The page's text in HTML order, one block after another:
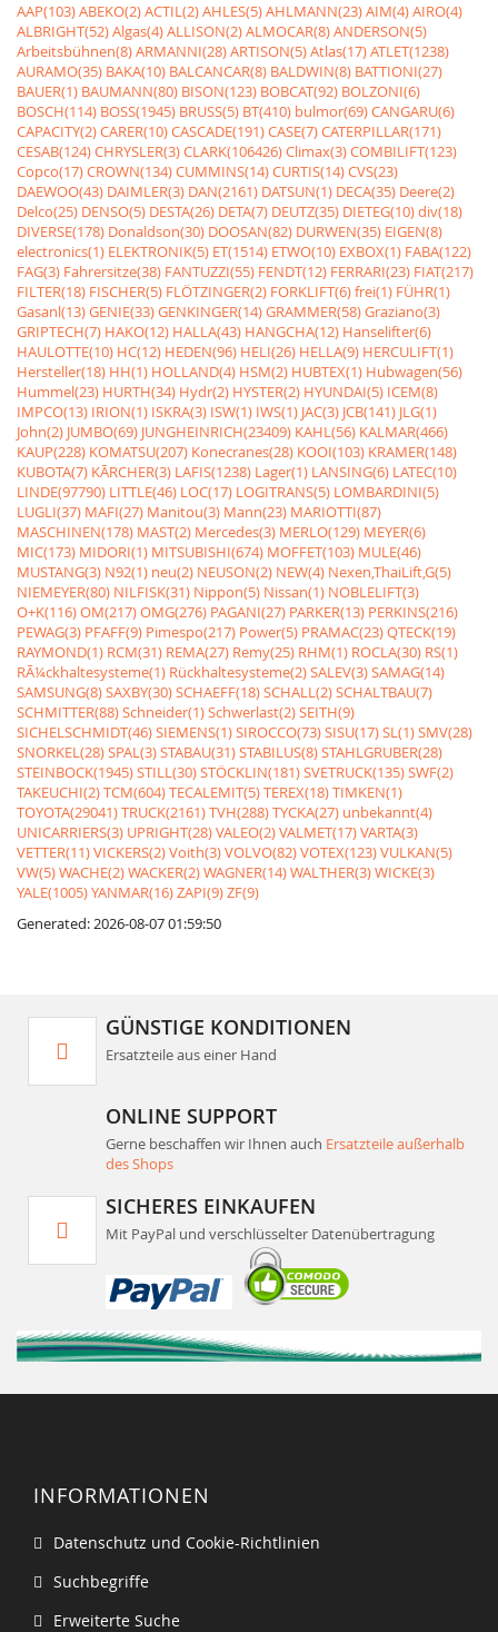
AAP(103)ABEKO(2)ACTIL(2)AHLES(5)AHLMANN(23)AIM(4)AIRO(4)
ALBRIGHT(52)Algas(4)ALLISON(2)ALMOCAR(8)ANDERSON(5)
Arbeitsbühnen(8)ARMANNI(28)ARTISON(5)Atlas(17)ATLET(1238)
AURAMO(35) BAKA(10) BALCANCAR(8) BALDWIN(8) BATTIONI(27)
BAUER(1) BAUMANN(80) BISON(123) BOBCAT(92) BOLZONI(6)
BOSCH(114) BOSS(1945) BRUSS(5) BT(410) bulmor(69)CANGARU(6)
CAPACITY(2)CARER(10)CASCADE(191)CASE(7)CATERPILLAR(171)
CESAB(124)CHRYSLER(3)CLARK(106426)Climax(3)COMBILIFT(123)
Copco(17)CROWN(134)CUMMINS(14)CURTIS(14)CVS(23)
DAEWOO(43) DAIMLER(3) DAN(2161) DATSUN(1) DECA(35) Deere(2)
Delco(25) DENSO(5) DESTA(26) DETA(7) DEUTZ(35) DIETEG(10)div(18)
DIVERSE(178) Donaldson(30) DOOSAN(82) DURWEN(35) EIGEN(8)
electronics(1) ELEKTRONIK(5) ET(1514) ETWO(10) EXBOX(1) FABA(122)
FAG(3) Fahrersitze(38) FANTUZZI(55) FENDT(12) FERRARI(23) FIAT(217)
FILTER(18) FISCHER(5) FLÖTZINGER(2) FORKLIFT(6)frei(1) FÜHR(1)
Gasanl(13)GENIE(33)GENKINGER(14)GRAMMER(58)Graziano(3)
GRIPTECH(7) HAKO(12) HALLA(43) HANGCHA(12) Hanselifter(6)
HAULOTTE(10) HC(12) HEDEN(96) HELI(26) HELLA(9) HERCULIFT(1)
Hersteller(18) HH(1) HOLLAND(4) HSM(2) HUBTEX(1) Hubwagen(56)
Hummel(23) HURTH(34) Hydr(2) HYSTER(2) HYUNDAI(5) ICEM(8)
IMPCO(13) IRION(1) ISKRA(3) ISW(1) IWS(1) JAC(3) JCB(141) JLG(1)
John(2) JUMBO(69) JUNGHEINRICH(23409) KAHL(56) KALMAR(466)
KAUP(228) KOMATSU(207) Konecranes(28) KOOI(103) KRAMER(148)
KUBOTA(7) KÃRCHER(3) LAFIS(1238) Lager(1) LANSING(6) LATEC(10)
LINDE(97790) LITTLE(46) LOC(17) LOGITRANS(5) LOMBARDINI(5)
LUGLI(37) MAFI(27) Manitou(3) Mann(23) MARIOTTI(87)
MASCHINEN(178) MAST(2) Mercedes(3) MERLO(129) MEYER(6)
MIC(173) MIDORI(1) MITSUBISHI(674) MOFFET(103) MULE(46)
MUSTANG(3) N92(1) neu(2) NEUSON(2) NEW(4) Nexen,ThaiLift,G(5)
NIEMEYER(80) NILFISK(31) Nippon(5) Nissan(1) NOBLELIFT(3)
O+K(116)OM(217)OMG(276) PAGANI(27) PARKER(13) PERKINS(216)
PEWAG(3) PFAFF(9) Pimespo(217) Power(5) PRAMAC(23)QTECK(19)
RAYMOND(1) RCM(31) REMA(27) Remy(25) RHM(1) ROCLA(30) RS(1)
RÃ¼ckhaltesysteme(1) Rückhaltesysteme(2)SALEV(3)SAMAG(14)
SAMSUNG(8)SAXBY(30)SCHAEFF(18)SCHALL(2)SCHALTBAU(7)
SCHMITTER(88)Schneider(1)Schwerlast(2)SEITH(9)
SICHELSCHMIDT(46)SIEMENS(1)SIROCCO(73)SISU(17)SL(1)SMV(28)
SNORKEL(28)SPAL(3)STABAU(31)STABILUS(8)STAHLGRUBER(28)
STEINBOCK(1945)STILL(30)STÖCKLIN(181)SVETRUCK(135)SWF(2)
TAKEUCHI(2)TCM(604)TECALEMIT(5)TEREX(18)TIMKEN(1)
TOYOTA(29041)TRUCK(2161)TVH(288)TYCKA(27) unbekannt(4)
UNICARRIERS(3) UPRIGHT(28)VALEO(2)VALMET(17)VARTA(3)
VETTER(11)VICKERS(2)Voith(3)VOLVO(82)VOTEX(123)VULKAN(5)
VW(5)WACHE(2)WACKER(2)WAGNER(14)WALTHER(3)WICKE(3)
YALE(1005)YANMAR(16)ZAPI(9)ZF(9)
Generated: 2026-08-07 01:59:50
GÜNSTIGE KONDITIONEN
Ersatzteile aus einer Hand
ONLINE SUPPORT
Gerne beschaffen wir Ihnen auch Ersatzteile außerhalb
des Shops
SICHERES EINKAUFEN
Mit PayPal und verschlüsselter Datenübertragung
INFORMATIONEN
Datenschutz und Cookie-Richtlinien
Suchbegriffe
Erweiterte Suche